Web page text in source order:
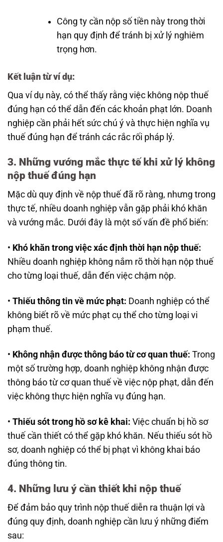
Công ty cần nộp số tiền này trong thời
hạn quy định để tránh bị xử lý nghiêm
trọng hơn.
Kết luận từ ví dụ:
Qua ví dụ này, có thể thấy rằng việc không nộp thuế
đúng hạn có thể dẫn đến các khoản phạt lớn. Doanh
nghiệp cần phải hết sức chú ý và thực hiện nghĩa vụ
thuế đúng hạn để tránh các rắc rối pháp lý.
3. Những vướng mắc thực tế khi xử lý không
nộp thuế đúng hạn
Mặc dù quy định về nộp thuế đã rõ ràng, nhưng trong
thực tế, nhiều doanh nghiệp vẫn gặp phải khó khăn
và vướng mắc. Dưới đây là một số vấn đề phổ biến:
• Khó khăn trong việc xác định thời hạn nộp thuế:
Nhiều doanh nghiệp không nắm rõ thời hạn nộp thuế
cho từng loại thuế, dẫn đến việc chậm nộp.
• Thiếu thông tin về mức phạt: Doanh nghiệp có thể
không biết rõ về mức phạt cụ thể cho từng loại vi
phạm thuế.
• Không nhận được thông báo từ cơ quan thuế: Trong
một số trường hợp, doanh nghiệp không nhận được
thông báo từ cơ quan thuế về việc nộp phạt, dẫn đến
việc không thực hiện nghĩa vụ đúng hạn.
• Thiếu sót trong hồ sơ kê khai: Việc chuẩn bị hồ sơ
thuế cần thiết có thể gặp khó khăn. Nếu thiếu sót hồ
sơ, doanh nghiệp có thể bị phạt vì không khai báo
đúng thông tin.
4. Những lưu ý cần thiết khi nộp thuế
Để đảm bảo quy trình nộp thuế diễn ra thuận lợi và
đúng quy định, doanh nghiệp cần lưu ý những điểm
sau: